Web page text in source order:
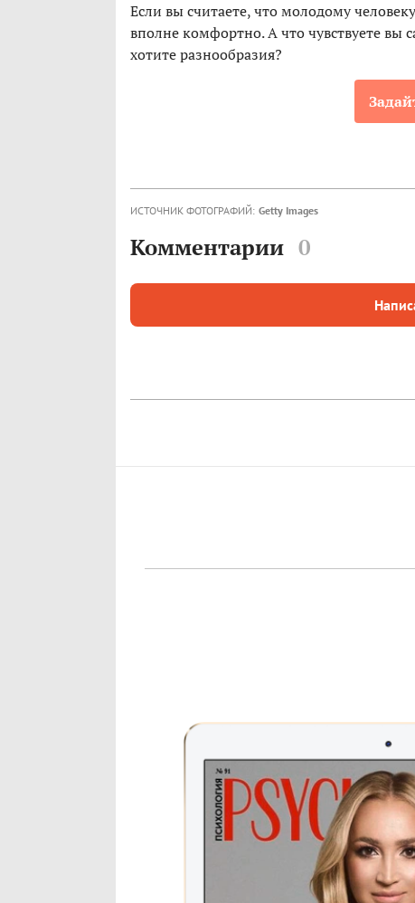
Если вы считаете, что молодому
вполне комфортно. А что чувствуете вы
хотите разнообразия?
ИСТОЧНИК ФОТОГРАФИЙ: Getty Images
Комментарии 0